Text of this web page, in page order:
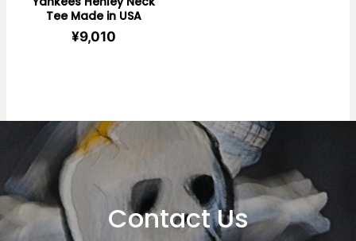
Tee Made in USA
¥9,010
Contact Us